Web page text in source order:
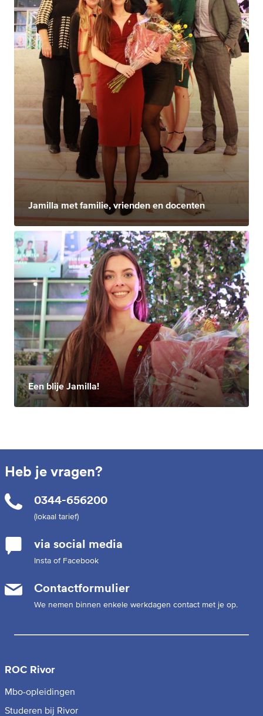
Jamilla met familie, vrienden en docenten
Een blije Jamilla!
Heb je vragen?
0344-656200
(lokaal tarief)
via social media
Insta of Facebook
Contactformulier
We nemen binnen enkele werkdagen contact met je op.
ROC Rivor
Mbo-opleidingen
Studeren bij Rivor